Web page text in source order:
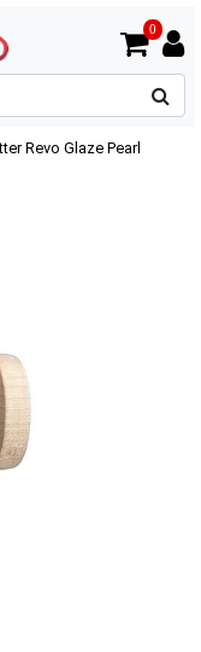
0
Revo Glaze Pearl